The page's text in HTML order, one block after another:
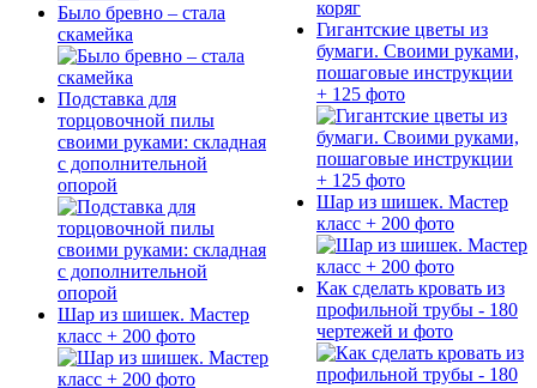
Было бревно – стала
скамейка
Подставка для
торцовочной пилы
своими руками: складная
с дополнительной
опорой
Шар из шишек. Мастер
класс + 200 фото
Гигантские цветы из
бумаги. Своими руками,
пошаговые инструкции
+ 125 фото
Шар из шишек. Мастер
класс + 200 фото
Как сделать кровать из
профильной трубы - 180
чертежей и фото